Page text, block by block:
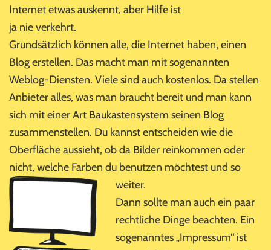
Internet etwas auskennt, aber Hilfe ist
ja nie verkehrt.
Grundsätzlich können alle, die Internet haben, einen
Blog erstellen. Das macht man mit sogenannten
Weblog-Diensten. Viele sind auch kostenlos. Da stellen
Anbieter alles, was man braucht bereit und man kann
sich mit einer Art Baukastensystem seinen Blog
zusammenstellen. Du kannst entscheiden wie die
Oberfläche aussieht, ob da Bilder reinkommen oder
nicht, welche Farben du benutzen möchtest und so
weiter.
Dann sollte man auch ein paar
rechtliche Dinge beachten. Ein
sogenanntes „Impressum“ ist